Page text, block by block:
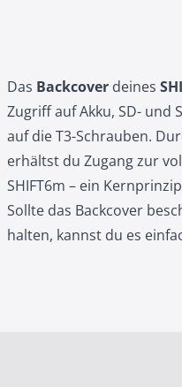
Das Backcover deines
Zugriff auf Akku, SD- und
auf die T3-Schrauben.
erhältst du Zugang zur
SHIFT6m – ein
Sollte das Backcover
halten, kannst du es